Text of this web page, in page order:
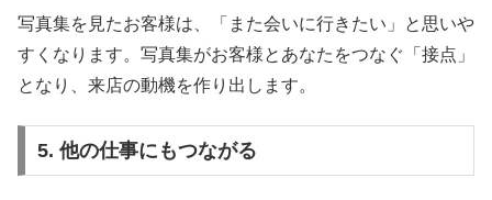
写真集を見たお客様は、「また会いに行きたい」と思いや
すくなります。写真集がお客様とあなたをつなぐ「接点」
となり、来店の動機を作り出します。
5. 他の仕事にもつながる